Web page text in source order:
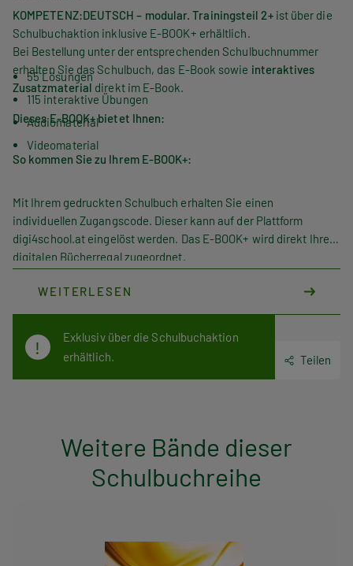
KOMPETENZ:DEUTSCH – modular. Trainingsteil 2+ist über die
Schulbuchaktion inklusive E-BOOK+ erhältlich.
Bei Bestellung unter der entsprechenden Schulbuchnummer
erhalten Sie das Schulbuch, das E-Book sowie interaktives
Zusatzmaterial direkt im E-Book.
Dieses E-BOOK+ bietet Ihnen:
55 Lösungen
115 interaktive Übungen
Audiomaterial
Videomaterial
So kommen Sie zu Ihrem E-BOOK+:
Mit Ihrem gedruckten Schulbuch erhalten Sie einen
individuellen Zugangscode. Dieser kann auf der Plattform
digi4school.at eingelöst werden. Das E-BOOK+ wird direkt Ihrem
digitalen Bücherregal zugeordnet.
WEITERLESEN
Exklusiv über die Schulbuchaktion
erhältlich.
Teilen
Weitere Bände dieser
Schulbuchreihe